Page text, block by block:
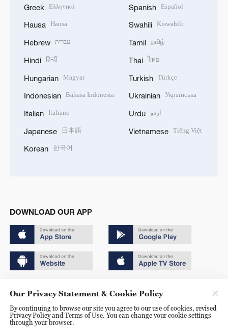
Greek Ελληνικά
Hausa Hausa
Hebrew עברית
Hindi हिन्दी
Hungarian Magyar
Indonesian Bahasa Indonesia
Italian Italiano
Japanese 日本語
Korean 한국어
Spanish Español
Swahili Kiswahili
Tamil தமிழ்
Thai ไทย
Turkish Türkçe
Ukrainian Українська
Urdu اردو
Vietnamese Tiếng Việt
DOWNLOAD OUR APP
京ICP备20000184号
京公网安备 11010502050052号
Our Privacy Statement & Cookie Policy
By continuing to browse our site you agree to our use of cookies, revised
Privacy Policy and Terms of Use. You can change your cookie settings
through your browser.